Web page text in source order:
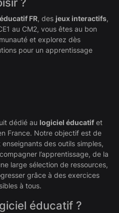
?
FR, des jeux interactifs,
au CM2, vous êtes au bon
et explorez dès
pour un apprentissage
dédié au logiciel éducatif et
France. Notre objectif est de
des outils simples,
l’apprentissage, de la
large sélection de ressources,
grâce à des exercices
à tous.
éducatif ?